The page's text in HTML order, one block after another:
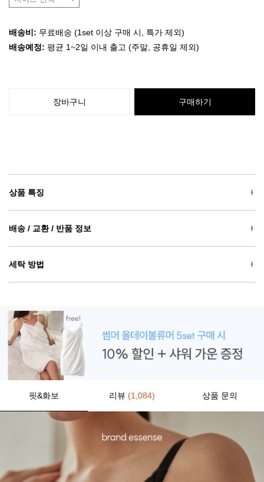
배송비: 무료배송 (1set 이상 구매 시, 특가 제외)
배송예정: 평균 1~2일 이내 출고 (주말, 공휴일 제외)
장바구니 구매하기
상품 특징
배송 / 교환 / 반품 정보
세탁 방법
핏&화보 리뷰 (1,084) 상품 문의